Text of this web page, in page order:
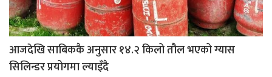
आजदेखि साबिककै अनुसार १४.२ किलो तौल भएको ग्यास
सिलिन्डर प्रयोगमा ल्याइँदै